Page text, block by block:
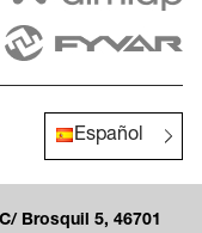
Español
Brosquil 5, 46701